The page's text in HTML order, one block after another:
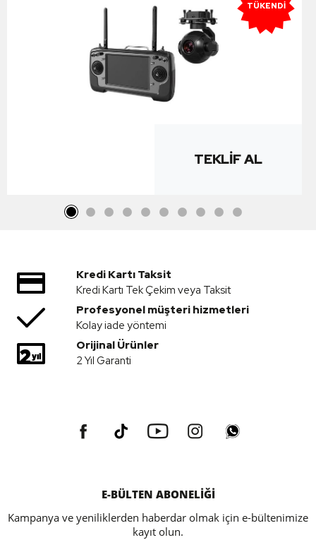
TÜKENDI
TEKLIF AL
Kredi Kartı Taksit
Kredi Kartı Tek Çekim veya Taksit
Profesyonel müşteri hizmetleri
Kolay iade yöntemi
Orijinal Ürünler
2 Yıl Garanti
E-BÜLTEN ABONELİĞİ
Kampanya ve yeniliklerden haberdar olmak için e-bültenimize
kayıt olun.